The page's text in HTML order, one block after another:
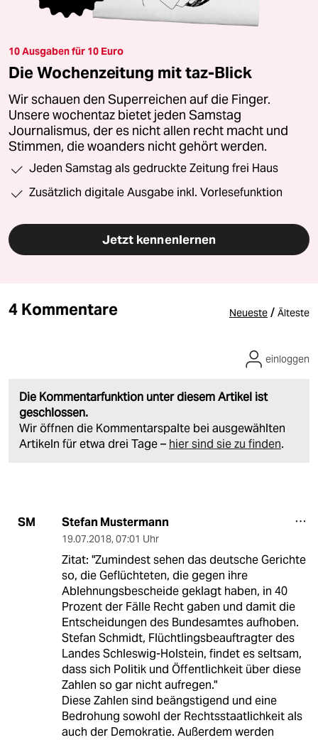
10 Ausgaben für 10 Euro
Die Wochenzeitung mit taz-Blick
Wir schauen den Superreichen auf die Finger.
Unsere wochentaz bietet jeden Samstag
Journalismus, der es nicht allen recht macht und
Stimmen, die woanders nicht gehört werden.
Jeden Samstag als gedruckte Zeitung frei Haus
Zusätzlich digitale Ausgabe inkl. Vorlesefunktion
Jetzt kennenlernen
4 Kommentare Neueste / Älteste
Die Kommentarfunktion unter diesem Artikel ist
geschlossen.
Wir öffnen die Kommentarspalte bei ausgewählten
Artikeln für etwa drei Tage – hier sind sie zu finden.
einloggen
SM Stefan Mustermann
19.07.2018, 07:01 Uhr
Zitat: "Zumindest sehen das deutsche Gerichte
so, die Geflüchteten, die gegen ihre
Ablehnungsbescheide geklagt haben, in 40
Prozent der Fälle Recht gaben und damit die
Entscheidungen des Bundesamtes aufhoben.
Stefan Schmidt, Flüchtlingsbeauftragter des
Landes Schleswig-Holstein, findet es seltsam,
dass sich Politik und Öffentlichkeit über diese
Zahlen so gar nicht aufregen."
Diese Zahlen sind beängstigend und eine
Bedrohung sowohl der Rechtsstaatlichkeit als
auch der Demokratie. Außerdem werden